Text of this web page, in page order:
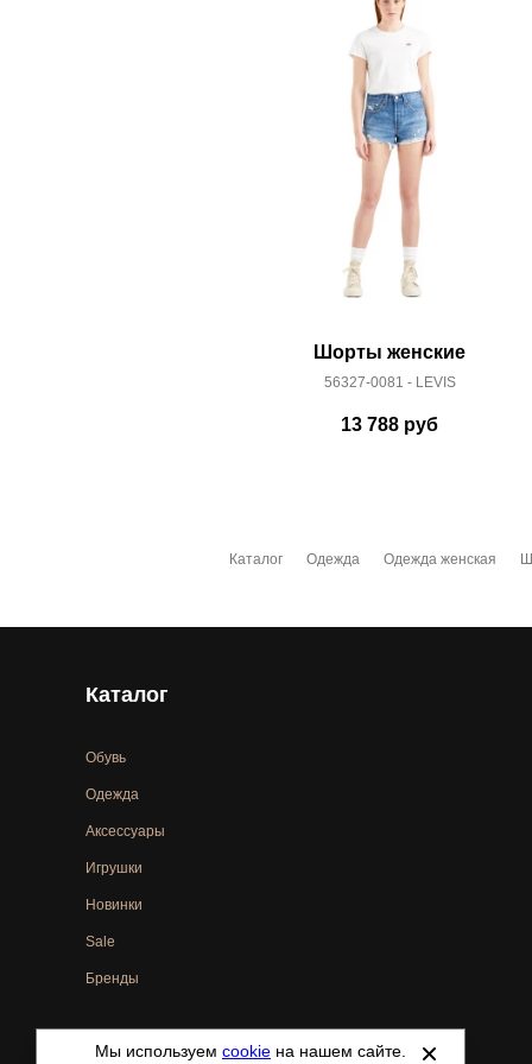
Здесь вы можете более детально ознакомиться с
Шорты женские
56327-0081 - LEVIS
13 788 руб
Каталог Одежда Одежда женская
Каталог
Обувь
Одежда
Аксессуары
Игрушки
Новинки
Sale
Бренды
©2021-2026 - ShoesTown.ru - все права защищены.
Мы используем cookie на нашем сайте.